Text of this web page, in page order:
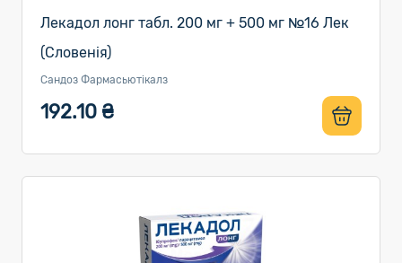
Лекадол лонг табл. 200 мг + 500 мг №16 Лек
(Словенія)
Сандоз Фармасьютікалз
192.10 ₴